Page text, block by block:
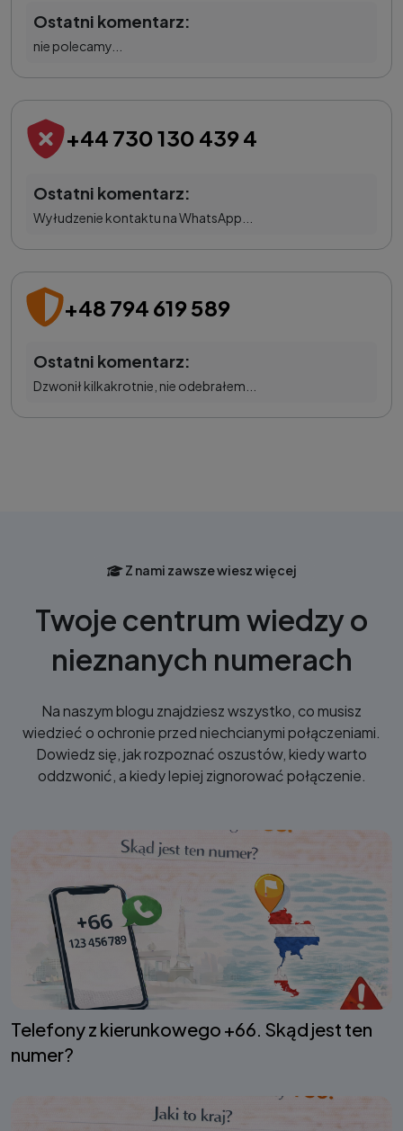
Ostatni komentarz:
nie polecamy...
+44 730 130 439 4
Ostatni komentarz:
Wyłudzenie kontaktu na WhatsApp...
+48 794 619 589
Ostatni komentarz:
Dzwonił kilkakrotnie, nie odebrałem...
Z nami zawsze wiesz więcej
Twoje centrum wiedzy o
nieznanych numerach
Na naszym blogu znajdziesz wszystko, co musisz
wiedzieć o ochronie przed niechcianymi połączeniami.
Dowiedz się, jak rozpoznać oszustów, kiedy warto
oddzwonić, a kiedy lepiej zignorować połączenie.
Telefony z kierunkowego +66. Skąd jest ten
numer?